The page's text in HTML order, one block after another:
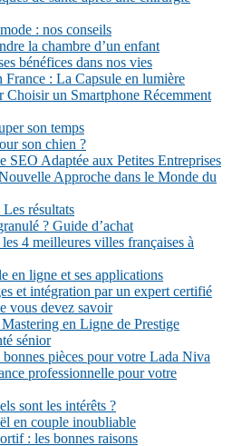
: nos conseils
la chambre d’un enfant
bénéfices dans nos vies
France : La Capsule en lumière
un Smartphone Récemment
son temps
son chien ?
SEO Adaptée aux Petites Entreprises
Approche dans le Monde du
résultats
? Guide d’achat
4 meilleures villes françaises à
en ligne et ses applications
et intégration par un expert certifié
vous devez savoir
en Ligne de Prestige
sénior
pièces pour votre Lada Niva
professionnelle pour votre
sont les intérêts ?
en couple inoubliable
: les bonnes raisons